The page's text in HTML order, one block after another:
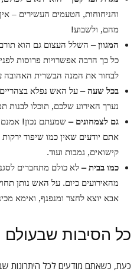
והניחוחות, הטעמים העשירים –
מהם, ולשבוע!
המגוון – השלל העצום גם הוא
כל כך הרבה אפשרויות פרוסות
לבחור את המנה הבשרית האהובה
בכל שעה – על האש נפלא
נערך האירוע שלכם, תוכלו לבנות
גם לצמחונים – שמעתם נכון! אמנם
אתם יודעים שאין כמו שיפוד
קישואים, גמבות ועוד.
כמו בבית – לא כולם מתחברים
מהאירועים כיום. על האש נותן
אבא יוצא לחצר ומנפנף, ואימא
כל הסיבות שבעולם
כעת, כשאתם מודעים לכל היתרונות